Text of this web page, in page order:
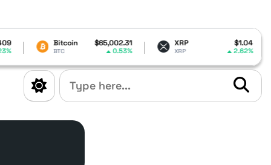
$65,002.31
0.53%
XRP $1.04
XRP 2.62%
Dogecoin
DOGE